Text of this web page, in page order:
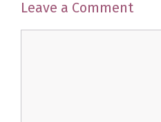
Leave a Comment